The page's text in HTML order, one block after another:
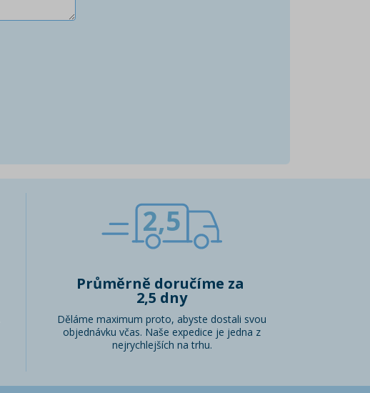
2,5
Průměrně doručíme za
2,5 dny
Děláme maximum proto, abyste dostali svou
objednávku včas. Naše expedice je jedna z
nejrychlejších na trhu.